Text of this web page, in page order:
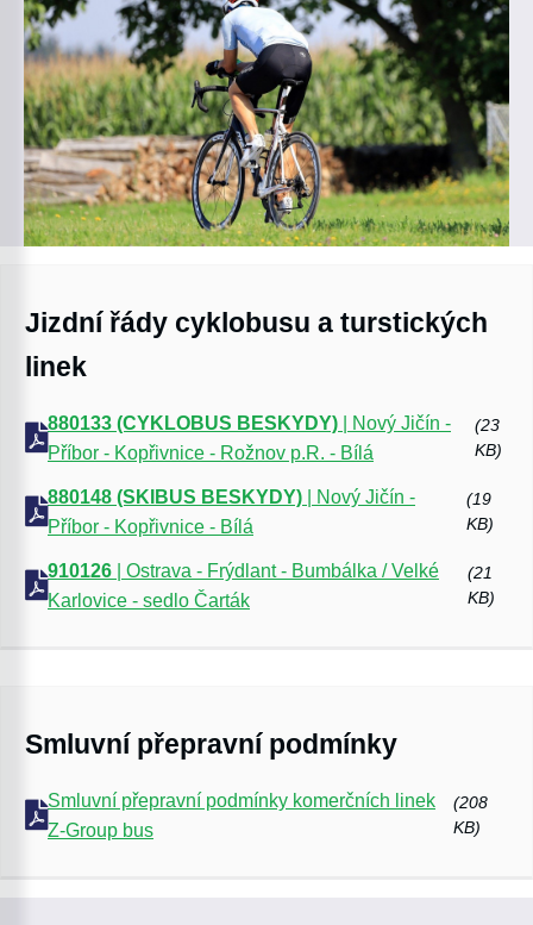
Jizdní řády cyklobusu a turstických
linek
880133 (CYKLOBUS BESKYDY) | Nový Jičín -
Příbor - Kopřivnice - Rožnov p.R. - Bílá
(23
KB)
880148 (SKIBUS BESKYDY) | Nový Jičín -
Příbor - Kopřivnice - Bílá
(19
KB)
910126 | Ostrava - Frýdlant - Bumbálka / Velké
Karlovice - sedlo Čarták
(21
KB)
Smluvní přepravní podmínky
Smluvní přepravní podmínky komerčních linek
Z-Group bus
(208
KB)